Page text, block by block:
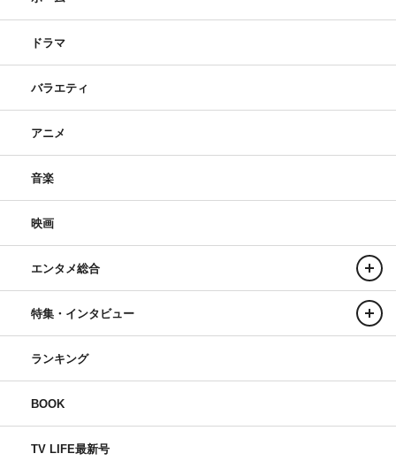
ドラマ
バラエティ
アニメ
音楽
映画
エンタメ総合
特集・インタビュー
ランキング
BOOK
TV LIFE最新号